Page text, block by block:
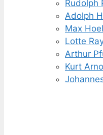
Rudolph
Adolph
Max
Lotte
Arthur
Kurt